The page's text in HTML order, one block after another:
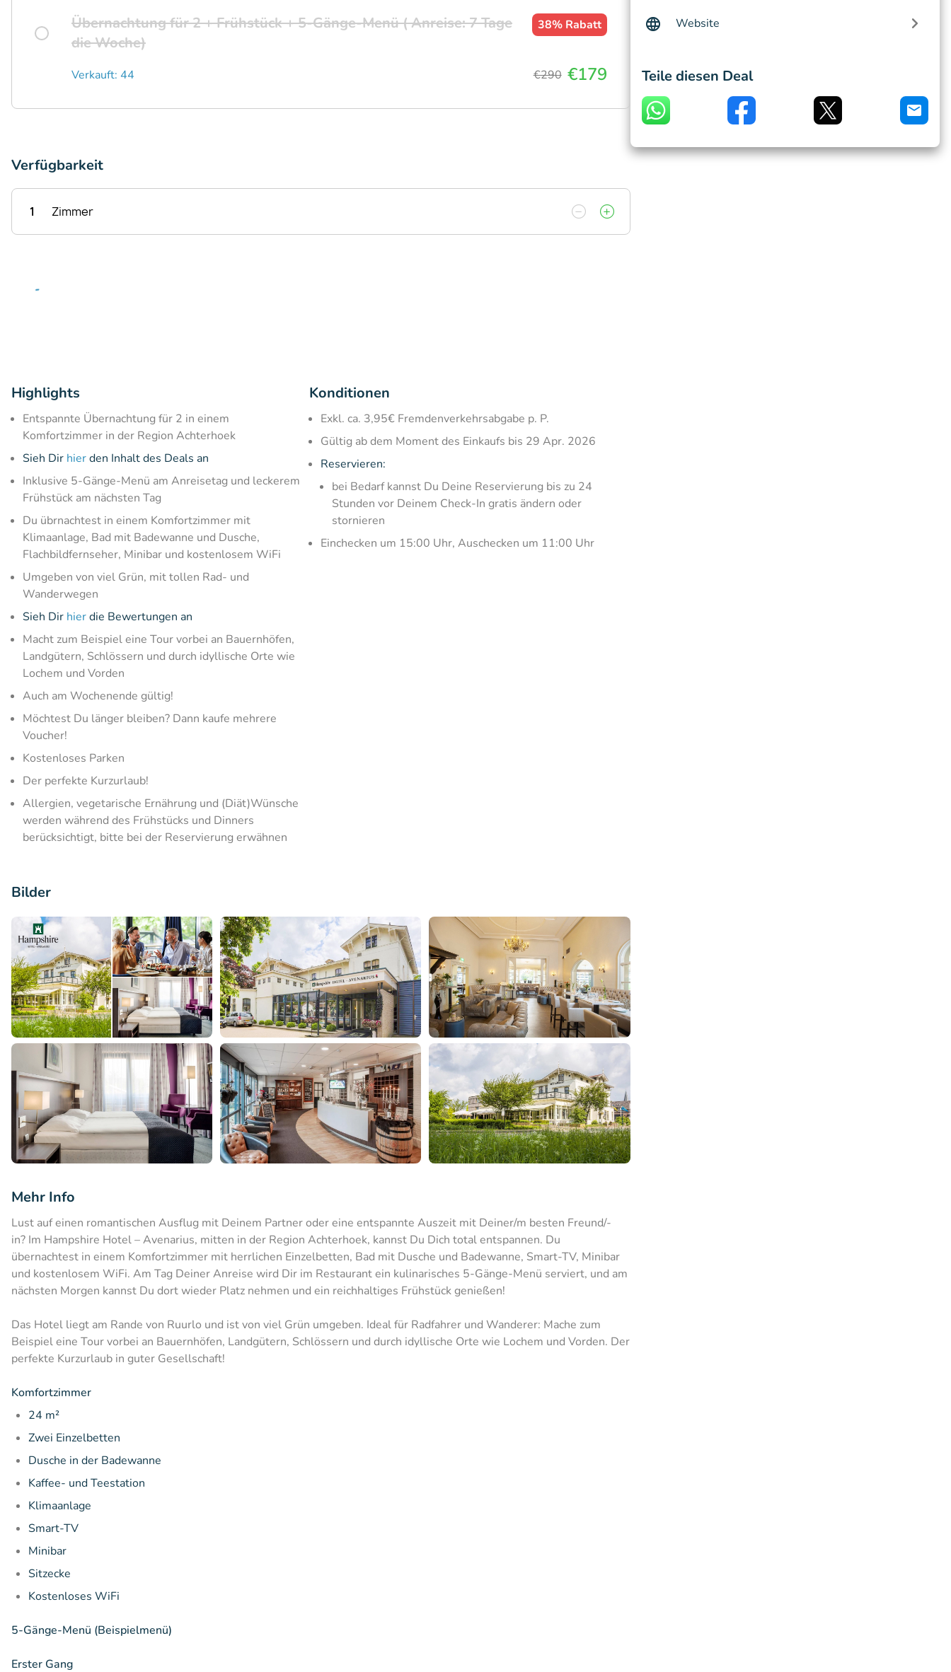
Übernachtung für 2 + Frühstück + 5-Gänge-Menü ( Anreise: 7 Tage
die Woche)
38% Rabatt
Verkauft: 44 €290 €179
Verfügbarkeit
1 Zimmer
Highlights
Entspannte Übernachtung für 2 in einem
Komfortzimmer in der Region Achterhoek
Sieh Dir hierden Inhalt des Deals an
Inklusive 5-Gänge-Menü am Anreisetag und leckerem
Frühstück am nächsten Tag
Du übrnachtest in einem Komfortzimmer mit
Klimaanlage, Bad mit Badewanne und Dusche,
Flachbildfernseher, Minibar und kostenlosem WiFi
Umgeben von viel Grün, mit tollen Rad- und
Wanderwegen
Sieh Dir hierdie Bewertungen an
Macht zum Beispiel eine Tour vorbei an Bauernhöfen,
Landgütern, Schlössern und durch idyllische Orte wie
Lochem und Vorden
Auch am Wochenende gültig!
Möchtest Du länger bleiben? Dann kaufe mehrere
Voucher!
Kostenloses Parken
Der perfekte Kurzurlaub!
Allergien, vegetarische Ernährung und (Diät)Wünsche
werden während des Frühstücks und Dinners
berücksichtigt, bitte bei der Reservierung erwähnen
Konditionen
Exkl. ca. 3,95€ Fremdenverkehrsabgabe p. P.
Gültig ab dem Moment des Einkaufs bis 29 Apr. 2026
Reservieren:
bei Bedarf kannst Du Deine Reservierung bis zu 24
Stunden vor Deinem Check-In gratis ändern oder
stornieren
Einchecken um 15:00 Uhr, Auschecken um 11:00 Uhr
Bilder
Mehr Info
Lust auf einen romantischen Ausflug mit Deinem Partner oder eine entspannte Auszeit mit Deiner/m besten Freund/-
in? Im Hampshire Hotel – Avenarius, mitten in der Region Achterhoek, kannst Du Dich total entspannen. Du
übernachtest in einem Komfortzimmer mit herrlichen Einzelbetten, Bad mit Dusche und Badewanne, Smart-TV, Minibar
und kostenlosem WiFi. Am Tag Deiner Anreise wird Dir im Restaurant ein kulinarisches 5-Gänge-Menü serviert, und am
nächsten Morgen kannst Du dort wieder Platz nehmen und ein reichhaltiges Frühstück genießen!
Das Hotel liegt am Rande von Ruurlo und ist von viel Grün umgeben. Ideal für Radfahrer und Wanderer: Mache zum
Beispiel eine Tour vorbei an Bauernhöfen, Landgütern, Schlössern und durch idyllische Orte wie Lochem und Vorden. Der
perfekte Kurzurlaub in guter Gesellschaft!
Komfortzimmer
24 m²
Zwei Einzelbetten
Dusche in der Badewanne
Kaffee- und Teestation
Klimaanlage
Smart-TV
Minibar
Sitzecke
Kostenloses WiFi
5-Gänge-Menü (Beispielmenü)
Erster Gang
Website
Teile diesen Deal